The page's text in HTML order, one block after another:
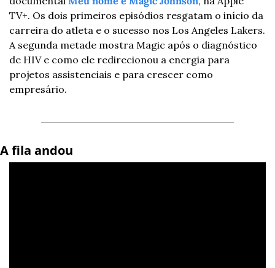
TV+. Os dois primeiros episódios resgatam o início da
carreira do atleta e o sucesso nos Los Angeles Lakers.
A segunda metade mostra Magic após o diagnóstico
de HIV e como ele redirecionou a energia para
projetos assistenciais e para crescer como
empresário.
A fila andou